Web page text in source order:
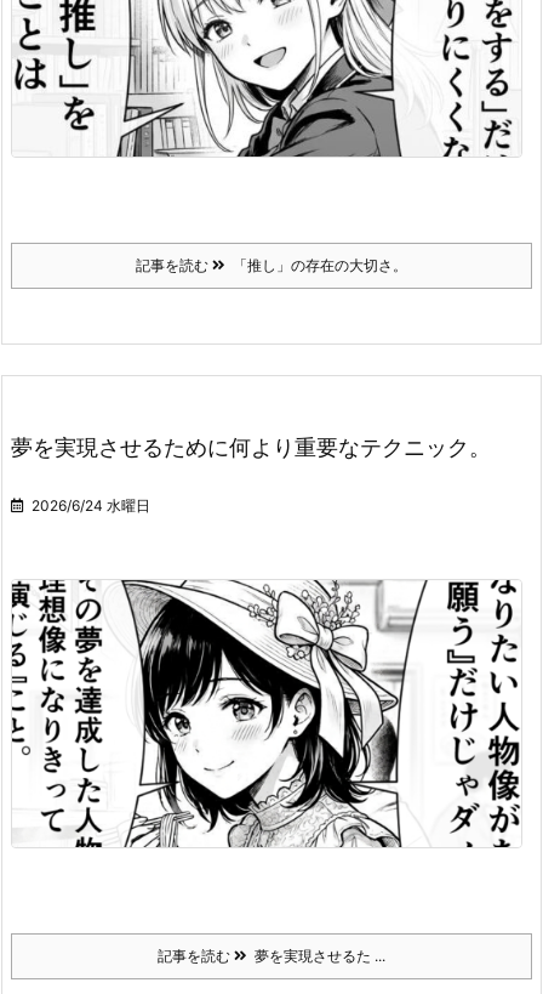
記事を読む 「推し」の存在の大切さ。
夢を実現させるために何より重要なテクニック。
2026/6/24 水曜日
記事を読む 夢を実現させるた ...